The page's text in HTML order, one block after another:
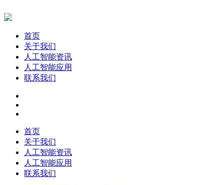
首页
关于我们
人工智能资讯
人工智能应用
联系我们
首页
关于我们
人工智能资讯
人工智能应用
联系我们